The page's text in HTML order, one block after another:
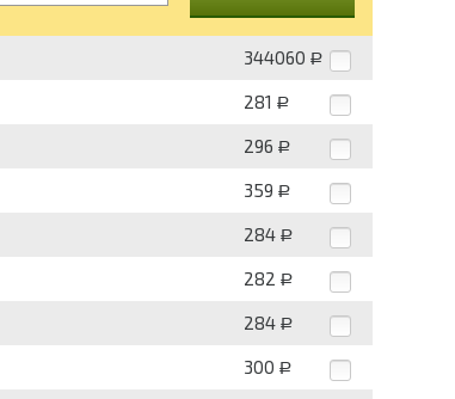
344060 Р
281 Р
296 Р
359 Р
284 Р
282 Р
284 Р
300 Р